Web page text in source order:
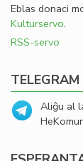
Eblas donaci
Kulturservo.
RSS-servo
TELEGRAM
Aliĝu al